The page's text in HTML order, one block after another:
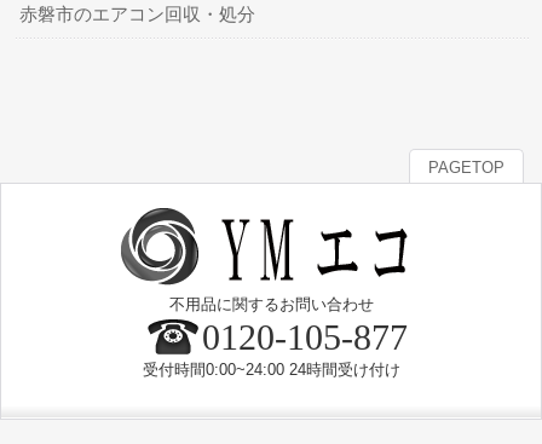
赤磐市のエアコン回収・処分
PAGETOP
不用品に関するお問い合わせ
0120-105-877
受付時間0:00~24:00 24時間受け付け